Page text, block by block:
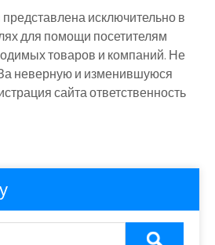
исключительно в
для помощи посетителям
товаров и компаний. Не
неверную и изменившуюся
сайта ответственность